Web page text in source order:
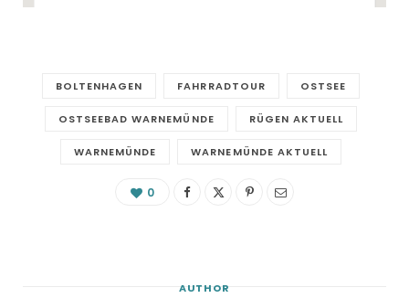
BOLTENHAGEN FAHRRADTOUR OSTSEE
OSTSEEBAD WARNEMÜNDE RÜGEN AKTUELL
WARNEMÜNDE WARNEMÜNDE AKTUELL
0
AUTHOR